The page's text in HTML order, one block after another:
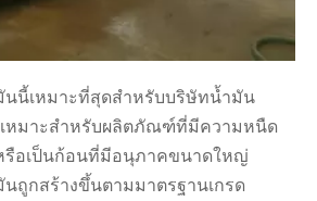
นนี้เหมาะที่สุดสำหรับบริษัทน้ำมัน
เหมาะสำหรับผลิตภัณฑ์ที่มีความหนืด
รือเป็นก้อนที่มีอนุภาคขนาดใหญ่
ถูกสร้างขึ้นตามมาตรฐานเกรด